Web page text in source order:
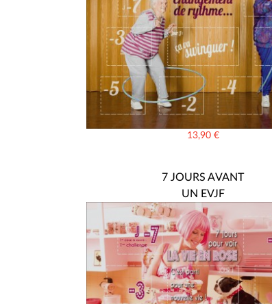
13,90 €
7 JOURS AVANT
UN EVJF